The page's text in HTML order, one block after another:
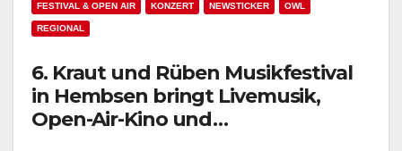
FESTIVAL & OPEN AIR KONZERT NEWSTICKER OWL
REGIONAL
6. Kraut und Rüben Musikfestival
in Hembsen bringt Livemusik,
Open-Air-Kino und